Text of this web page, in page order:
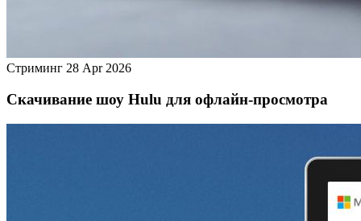
Стриминг 28 Apr 2026
Скачивание шоу Hulu для офлайн‑просмотра